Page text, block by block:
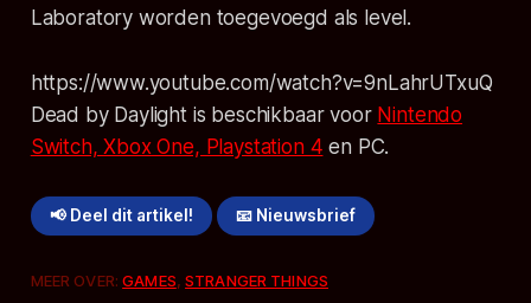
Laboratory worden toegevoegd als level.
https://www.youtube.com/watch?v=9nLahrUTxuQ
Dead by Daylightis beschikbaar voor Nintendo
Switch, Xbox One, Playstation 4 en PC.
📢 Deel dit artikel! 📧 Nieuwsbrief
MEER OVER:GAMES,STRANGER THINGS